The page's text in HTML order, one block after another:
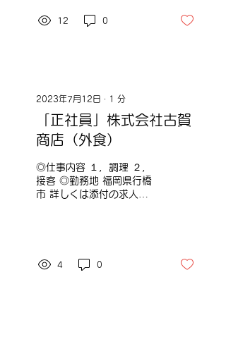
QCに相談してください。
12 0
2023年7月12日 ∙ 1 分
「正社員」株式会社古賀
商店（外食）
◎仕事内容 １，調理 ２，
接客 ◎勤務地 福岡県行橋
市 詳しくは添付の求人票
4 0